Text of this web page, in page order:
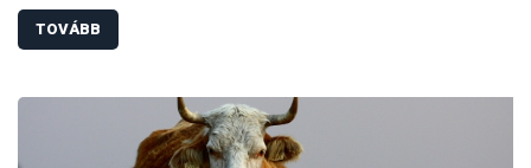
javulást tapasztaltak a szakemberek: jelentősen csökkent például a
higiéniai hiányosságok és a fogyasztásra alkalmatlan termékek
TOVÁBB